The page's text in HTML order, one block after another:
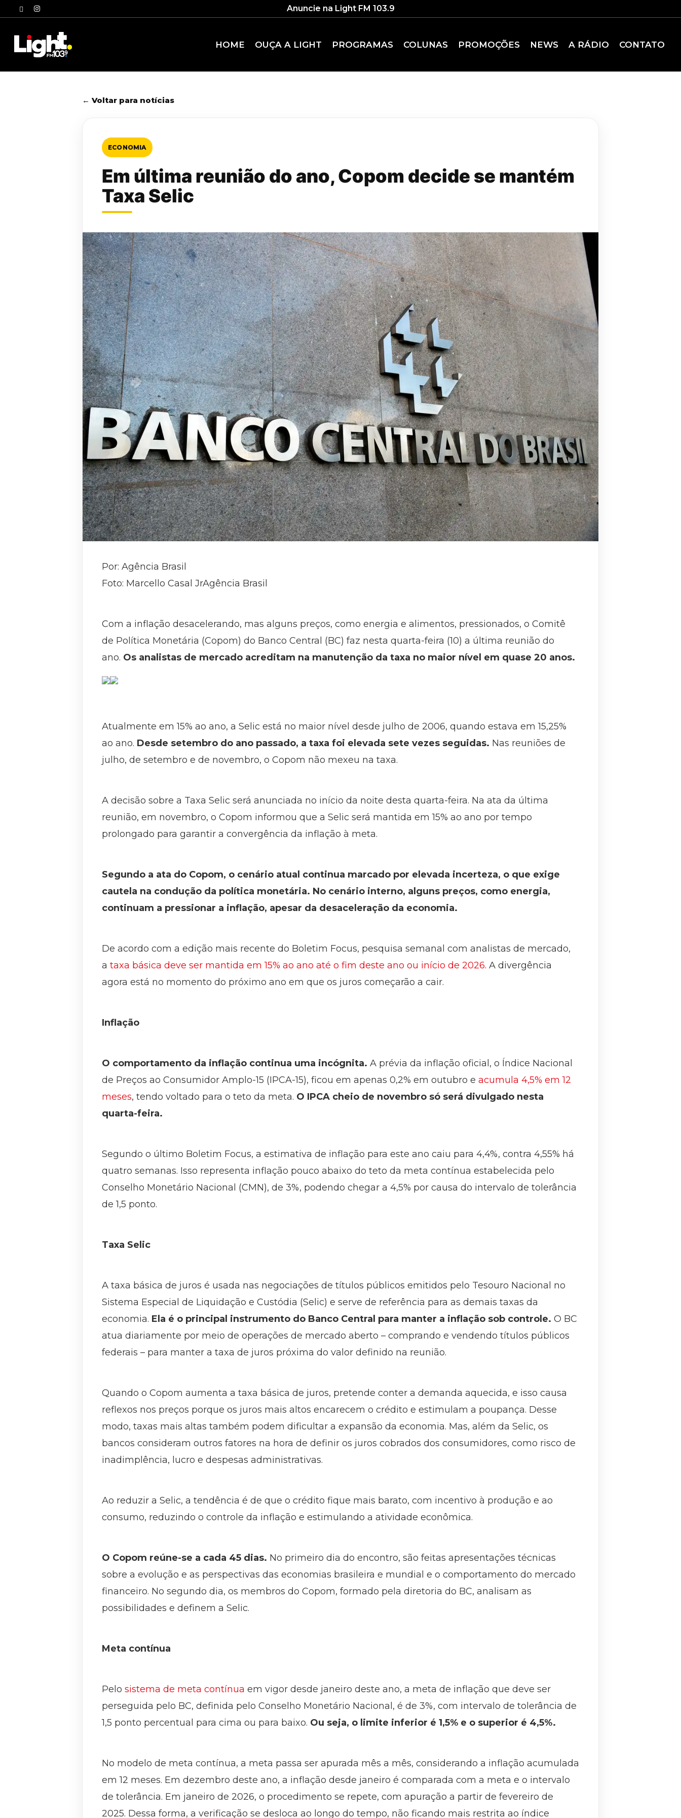
to
twitterinstagram Anuncie na Light FM 103.9
HOME OUÇA A LIGHT PROGRAMAS COLUNAS PROMOÇÕES NEWS A RÁDIO CONTATO
← Voltar para notícias
ECONOMIA
Em última reunião do ano, Copom decide se mantém
Taxa Selic
Por: Agência Brasil
Foto: Marcello Casal JrAgência Brasil
Com a inflação desacelerando, mas alguns preços, como energia e alimentos, pressionados, o Comitê
de Política Monetária (Copom) do Banco Central (BC) faz nesta quarta-feira (10) a última reunião do
ano. Os analistas de mercado acreditam na manutenção da taxa no maior nível em quase 20 anos.
Atualmente em 15% ao ano, a Selic está no maior nível desde julho de 2006, quando estava em 15,25%
ao ano. Desde setembro do ano passado, a taxa foi elevada sete vezes seguidas. Nas reuniões de
julho, de setembro e de novembro, o Copom não mexeu na taxa.
A decisão sobre a Taxa Selic será anunciada no início da noite desta quarta-feira. Na ata da última
reunião, em novembro, o Copom informou que a Selic será mantida em 15% ao ano por tempo
prolongado para garantir a convergência da inflação à meta.
Segundo a ata do Copom, o cenário atual continua marcado por elevada incerteza, o que exige
cautela na condução da política monetária. No cenário interno, alguns preços, como energia,
continuam a pressionar a inflação, apesar da desaceleração da economia.
De acordo com a edição mais recente do Boletim Focus, pesquisa semanal com analistas de mercado,
a taxa básica deve ser mantida em 15% ao ano até o fim deste ano ou início de 2026. A divergência
agora está no momento do próximo ano em que os juros começarão a cair.
Inflação
O comportamento da inflação continua uma incógnita. A prévia da inflação oficial, o Índice Nacional
de Preços ao Consumidor Amplo-15 (IPCA-15), ficou em apenas 0,2% em outubro e acumula 4,5% em 12
meses, tendo voltado para o teto da meta. O IPCA cheio de novembro só será divulgado nesta
quarta-feira.
Segundo o último Boletim Focus, a estimativa de inflação para este ano caiu para 4,4%, contra 4,55% há
quatro semanas. Isso representa inflação pouco abaixo do teto da meta contínua estabelecida pelo
Conselho Monetário Nacional (CMN), de 3%, podendo chegar a 4,5% por causa do intervalo de tolerância
de 1,5 ponto.
Taxa Selic
A taxa básica de juros é usada nas negociações de títulos públicos emitidos pelo Tesouro Nacional no
Sistema Especial de Liquidação e Custódia (Selic) e serve de referência para as demais taxas da
economia. Ela é o principal instrumento do Banco Central para manter a inflação sob controle. O BC
atua diariamente por meio de operações de mercado aberto – comprando e vendendo títulos públicos
federais – para manter a taxa de juros próxima do valor definido na reunião.
Quando o Copom aumenta a taxa básica de juros, pretende conter a demanda aquecida, e isso causa
reflexos nos preços porque os juros mais altos encarecem o crédito e estimulam a poupança. Desse
modo, taxas mais altas também podem dificultar a expansão da economia. Mas, além da Selic, os
bancos consideram outros fatores na hora de definir os juros cobrados dos consumidores, como risco de
inadimplência, lucro e despesas administrativas.
Ao reduzir a Selic, a tendência é de que o crédito fique mais barato, com incentivo à produção e ao
consumo, reduzindo o controle da inflação e estimulando a atividade econômica.
O Copom reúne-se a cada 45 dias. No primeiro dia do encontro, são feitas apresentações técnicas
sobre a evolução e as perspectivas das economias brasileira e mundial e o comportamento do mercado
financeiro. No segundo dia, os membros do Copom, formado pela diretoria do BC, analisam as
possibilidades e definem a Selic.
Meta contínua
Pelo sistema de meta contínua em vigor desde janeiro deste ano, a meta de inflação que deve ser
perseguida pelo BC, definida pelo Conselho Monetário Nacional, é de 3%, com intervalo de tolerância de
1,5 ponto percentual para cima ou para baixo. Ou seja, o limite inferior é 1,5% e o superior é 4,5%.
No modelo de meta contínua, a meta passa ser apurada mês a mês, considerando a inflação acumulada
em 12 meses. Em dezembro deste ano, a inflação desde janeiro é comparada com a meta e o intervalo
de tolerância. Em janeiro de 2026, o procedimento se repete, com apuração a partir de fevereiro de
2025. Dessa forma, a verificação se desloca ao longo do tempo, não ficando mais restrita ao índice